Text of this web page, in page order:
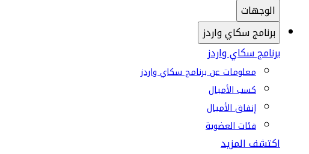
الوجهات
برنامج سكاي واردز
برنامج سكاي واردز
معلومات عن برنامج سكاي واردز
كسب الأميال
إنفاق الأميال
فئات العضوية
اكتشف المزيد